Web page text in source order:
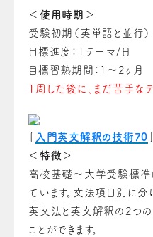
＜使用時期＞
受験初期（英単語と並行）
目標進度：1テーマ/日
目標習熟期間：1～2ヶ月
1周した後に、まだ苦手なテ
「 入門英文解釈の技術70
＜特徴＞
高校基礎～大学受験標準
ています。 文法項目別に分
英文法と英文解釈の2つ
ことができます。